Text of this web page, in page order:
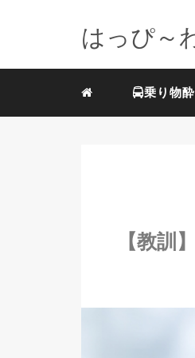
はっぴ～
乗り物
【教訓